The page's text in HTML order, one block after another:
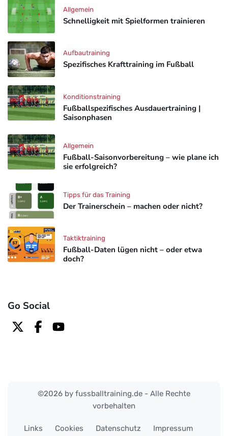
Schnelligkeit mit Spielformen trainieren
Allgemein
Spezifisches Krafttraining im Fußball
Aufbautraining
Fußballspezifisches Ausdauertraining |
Saisonphasen
Konditionstraining
Fußball-Saisonvorbereitung – wie plane ich
sie erfolgreich?
Allgemein
Der Trainerschein – machen oder nicht?
Tipps für das Training
Fußball-Daten lügen nicht – oder etwa
doch?
Taktiktraining
Go Social
©2026 by fussballtraining.de - Alle Rechte
vorbehalten
Links Cookies Datenschutz Impressum